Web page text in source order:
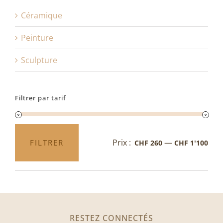
Céramique
Peinture
Sculpture
Filtrer par tarif
min
max
FILTRER Prix : CHF 260 — CHF 1'100
RESTEZ CONNECTÉS